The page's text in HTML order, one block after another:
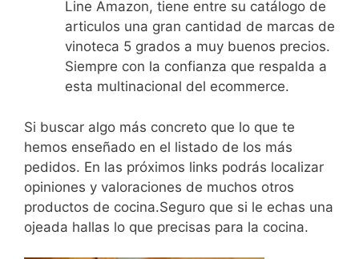
Line Amazon, tiene entre su catálogo de
articulos una gran cantidad de marcas de
vinoteca 5 grados a muy buenos precios.
Siempre con la confianza que respalda a
esta multinacional del ecommerce.
Si buscar algo más concreto que lo que te
hemos enseñado en el listado de los más
pedidos. En las próximos links podrás localizar
opiniones y valoraciones de muchos otros
productos de cocina.Seguro que si le echas una
ojeada hallas lo que precisas para la cocina.